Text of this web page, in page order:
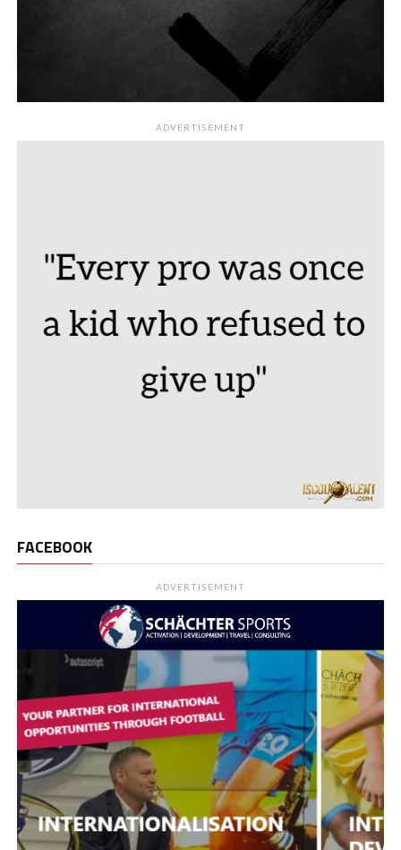
ADVERTISEMENT
FACEBOOK
ADVERTISEMENT